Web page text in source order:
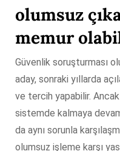
olumsuz
memur
Güvenlik soruşturması
aday, sonraki yıllarda
ve tercih yapabilir.
sistemde kalmaya
da aynı sorunla
olumsuz işleme karşı